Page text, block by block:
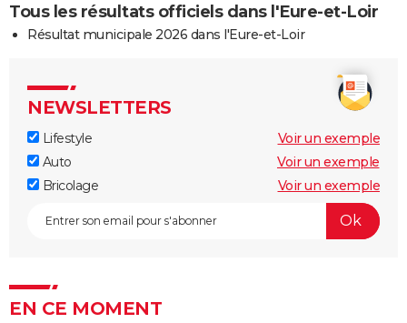
Tous les résultats officiels dans l'Eure-et-Loir
Résultat municipale 2026 dans l'Eure-et-Loir
NEWSLETTERS
Lifestyle
Voir un exemple
Auto
Voir un exemple
Bricolage
Voir un exemple
EN CE MOMENT